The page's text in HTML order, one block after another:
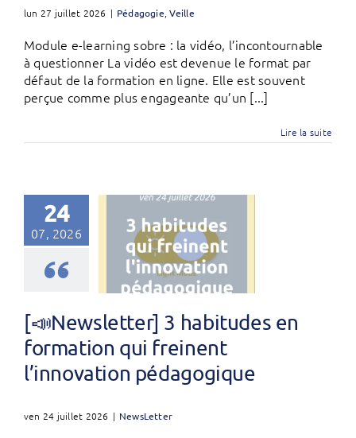
lun 27 juillet 2026 | Pédagogie ,Veille
Module e-learning sobre : la vidéo, l’incontournable
à questionner La vidéo est devenue le format par
défaut de la formation en ligne. Elle est souvent
perçue comme plus engageante qu’un [...]
Lire la suite
24
07, 2026
[📣Newsletter] 3 habitudes en
formation qui freinent
l’innovation pédagogique
ven 24 juillet 2026 | NewsLetter